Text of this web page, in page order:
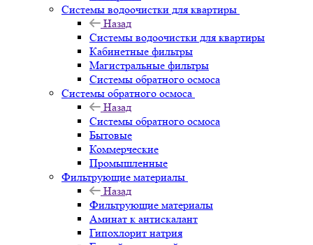
Системы водоочистки для квартиры
Назад
Системы водоочистки для квартиры
Кабинетные фильтры
Магистральные фильтры
Системы обратного осмоса
Системы обратного осмоса
Назад
Системы обратного осмоса
Бытовые
Коммерческие
Промышленные
Фильтрующие материалы
Назад
Фильтрующие материалы
Аминат к антискалант
Гипохлорит натрия